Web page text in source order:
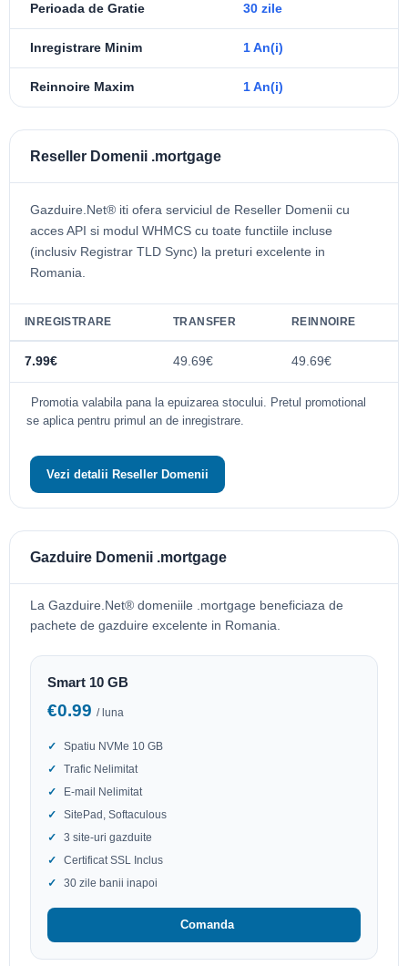
Perioada de Gratie 30 zile
Inregistrare Minim 1 An(i)
Reinnoire Maxim 1 An(i)
Reseller Domenii .mortgage
Gazduire.Net® iti ofera serviciul de Reseller Domenii cu
acces API si modul WHMCS cu toate functiile incluse
(inclusiv Registrar TLD Sync) la preturi excelente in
Romania.
INREGISTRARE TRANSFER REINNOIRE
7.99€ 49.69€ 49.69€
Promotia valabila pana la epuizarea stocului. Pretul promotional
se aplica pentru primul an de inregistrare.
Vezi detalii Reseller Domenii
Gazduire Domenii .mortgage
La Gazduire.Net® domeniile .mortgage beneficiaza de
pachete de gazduire excelente in Romania.
Smart 10 GB
€0.99 / luna
Spatiu NVMe 10 GB
Trafic Nelimitat
E-mail Nelimitat
SitePad, Softaculous
3 site-uri gazduite
Certificat SSL Inclus
30 zile banii inapoi
Comanda